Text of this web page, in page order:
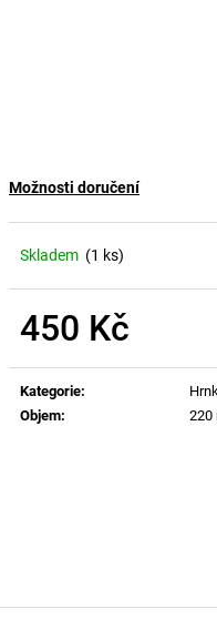
Možnosti doručení
Skladem (1 ks)
450 Kč
Kategorie:
Objem: 220